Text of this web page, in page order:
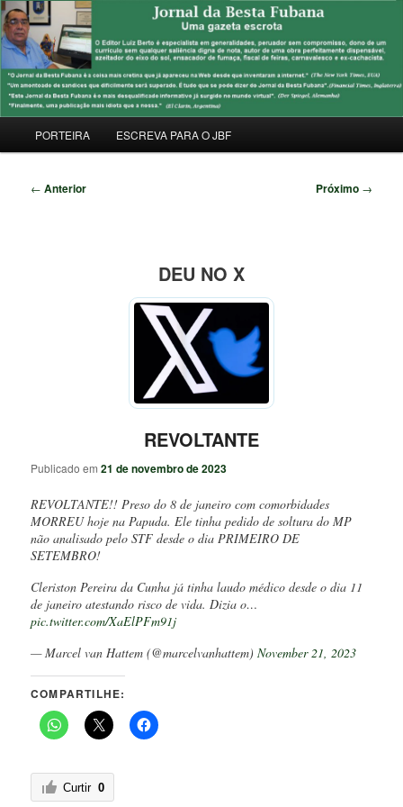
Pular
para
o
conteúdo
principalJORNAL DA BESTA FUBANA
Uma Gazeta Escrota
principal
PORTEIRA ESCREVA PARA O JBF
Navegação
← Anterior Próximo →
DEU NO X
REVOLTANTE
Publicado em21 de novembro de 2023
REVOLTANTE!! Preso do 8 de janeiro com comorbidades
MORREU hoje na Papuda. Ele tinha pedido de soltura do MP
não analisado pelo STF desde o dia PRIMEIRO DE
SETEMBRO!
Cleriston Pereira da Cunha já tinha laudo médico desde o dia 11
de janeiro atestando risco de vida. Dizia o…
pic.twitter.com/XaElPFm91j
— Marcel van Hattem (@marcelvanhattem)November 21, 2023
COMPARTILHE:
Curtir 0